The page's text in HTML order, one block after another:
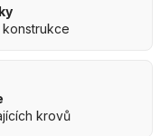
krovů